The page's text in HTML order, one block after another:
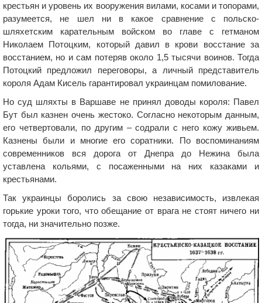
крестьян и уровень их вооружения вилами, косами и топорами,
разумеется, не шел ни в какое сравнение с польско-
шляхетским карательным войском во главе с гетманом
Николаем Потоцким, который давил в крови восстание за
восстанием, но и сам потеряв около 1,5 тысячи воинов. Тогда
Потоцкий предложил переговоры, а личный представитель
короля Адам Кисель гарантировал украинцам помилование.
Но суд шляхты в Варшаве не принял доводы короля: Павел
Бут был казнен очень жестоко. Согласно некоторым данным,
его четвертовали, по другим – содрали с него кожу живьем.
Казнены были и многие его соратники. По воспоминаниям
современников вся дорога от Днепра до Нежина была
уставлена кольями, с посаженными на них казаками и
крестьянами.
Так украинцы боролись за свою независимость, извлекая
горькие уроки того, что обещание от врага не стоят ничего ни
тогда, ни значительно позже.